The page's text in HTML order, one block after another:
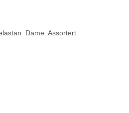
Dame. Assortert.